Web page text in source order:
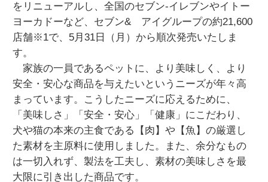
をリニューアルし、全国のセブン‐イレブンやイトー
ヨーカドーなど、セブン& アイグループの約21,600
店舗※1で、5月31日（月）から順次発売いたしま
す。
家族の一員であるペットに、より美味しく、より
安全・安心な商品を与えたいというニーズが年々高
まっています。こうしたニーズに応えるために、
「美味しさ」「安全・安心」「健康」にこだわり、
犬や猫の本来の主食である【肉】や【魚】の厳選し
た素材を主原料に使用しました。また、余分なもの
は一切入れず、製法を工夫し、素材の美味しさを最
大限に引き出した商品です。